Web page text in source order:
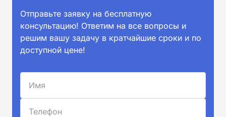
Отправьте заявку на бесплатную
консультацию! Ответим на все вопросы и
решим вашу задачу в кратчайшие сроки и по
доступной цене!